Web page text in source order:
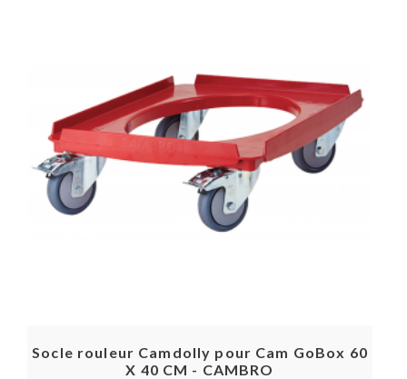
Socle rouleur Camdolly pour Cam GoBox 60
X 40 CM - CAMBRO